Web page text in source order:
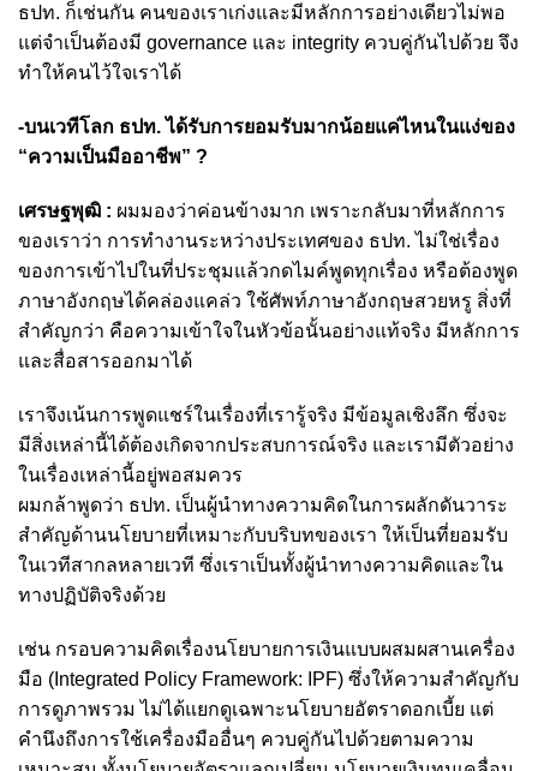
ธปท. ก็เช่นกัน คนของเราเก่งและมีหลักการอย่างเดียวไม่พอ
แต่จำเป็นต้องมี governance และ integrity ควบคู่กันไปด้วย จึง
ทำให้คนไว้ใจเราได้
-บนเวทีโลก ธปท. ได้รับการยอมรับมากน้อยแค่ไหนในแง่ของ
“ความเป็นมืออาชีพ” ?
เศรษฐพุฒิ : ผมมองว่าค่อนข้างมาก เพราะกลับมาที่หลักการ
ของเราว่า การทำงานระหว่างประเทศของ ธปท. ไม่ใช่เรื่อง
ของการเข้าไปในที่ประชุมแล้วกดไมค์พูดทุกเรื่อง หรือต้องพูด
ภาษาอังกฤษได้คล่องแคล่ว ใช้ศัพท์ภาษาอังกฤษสวยหรู สิ่งที่
สำคัญกว่า คือความเข้าใจในหัวข้อนั้นอย่างแท้จริง มีหลักการ
และสื่อสารออกมาได้
เราจึงเน้นการพูดแชร์ในเรื่องที่เรารู้จริง มีข้อมูลเชิงลึก ซึ่งจะ
มีสิ่งเหล่านี้ได้ต้องเกิดจากประสบการณ์จริง และเรามีตัวอย่าง
ในเรื่องเหล่านี้อยู่พอสมควร
ผมกล้าพูดว่า ธปท. เป็นผู้นำทางความคิดในการผลักดันวาระ
สำคัญด้านนโยบายที่เหมาะกับบริบทของเรา ให้เป็นที่ยอมรับ
ในเวทีสากลหลายเวที ซึ่งเราเป็นทั้งผู้นำทางความคิดและใน
ทางปฏิบัติจริงด้วย
เช่น กรอบความคิดเรื่องนโยบายการเงินแบบผสมผสานเครื่อง
มือ (Integrated Policy Framework: IPF) ซึ่งให้ความสำคัญกับ
การดูภาพรวม ไม่ได้แยกดูเฉพาะนโยบายอัตราดอกเบี้ย แต่
คำนึงถึงการใช้เครื่องมืออื่นๆ ควบคู่กันไปด้วยตามความ